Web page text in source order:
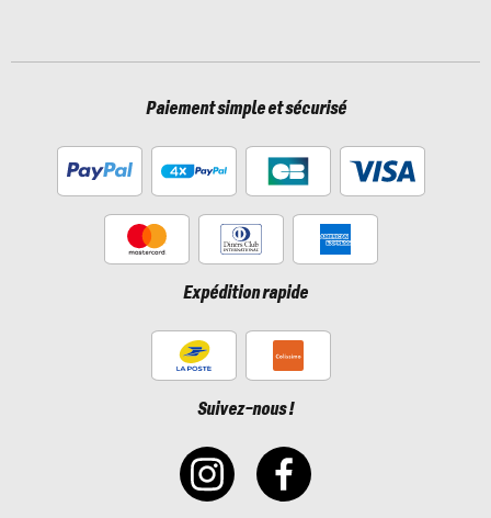
Paiement simple et sécurisé
Expédition rapide
Suivez-nous !